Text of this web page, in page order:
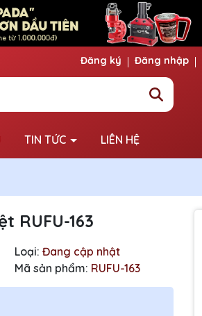
Đăng ký Đăng nhập
TIN TỨC LIÊN HỆ
RUFU-163
Loại: Đang cập nhật
Mã sản phẩm: RUFU-163